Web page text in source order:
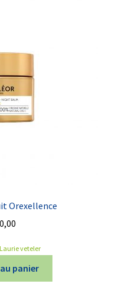
Orexellence
Laurie veteler
panier